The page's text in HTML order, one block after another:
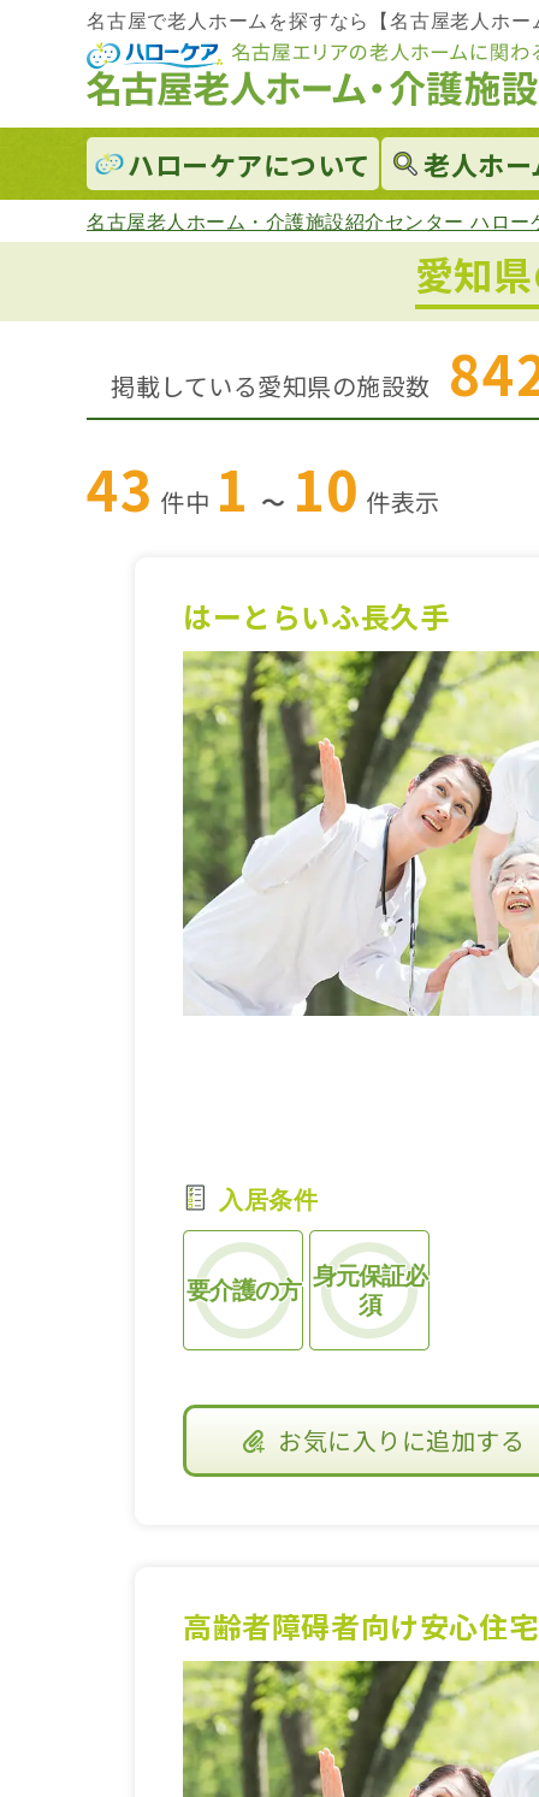
名古屋で老人ホームを探すなら【名古屋老人ホ
ハローケアについて 老人ホ
名古屋老人ホーム・介護施設紹介センター ハロー
愛知
掲載している愛知県の施設数
43 件中 1 ～ 10 件表示
はーとらいふ長久手
入居条件
要介護の方 身元保証必
須
お気に入り に追加する
高齢者障碍者向け安心住